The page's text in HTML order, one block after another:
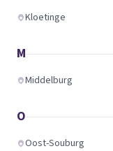
Kloetinge
M
Middelburg
O
Oost-Souburg